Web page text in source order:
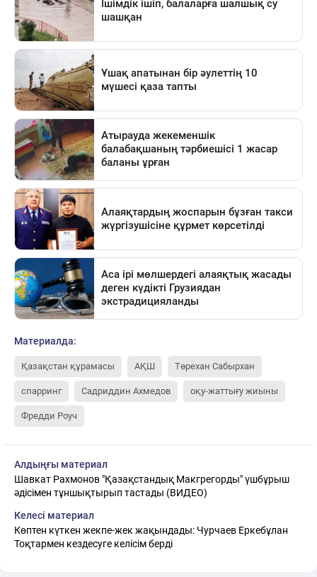
Материалда:
Қазақстан құрамасы АҚШ Төрехан Сабырхан
спарринг Садриддин Ахмедов оқу-жаттығу жиыны
Фредди Роуч
Алдыңғы материал
Шавкат Рахмонов "Қазақстандық Макгрегорды" үшбұрыш
әдісімен тұншықтырып тастады (ВИДЕО)
Келесі материал
Көптен күткен жекпе-жек жақындады: Чурчаев Еркебұлан
Тоқтармен кездесуге келісім берді